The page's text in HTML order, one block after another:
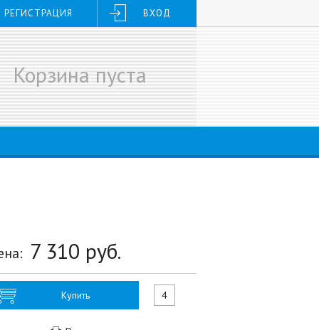
РЕГИСТРАЦИЯ ВХОД
Корзина пуста
7 310 руб.
Купить